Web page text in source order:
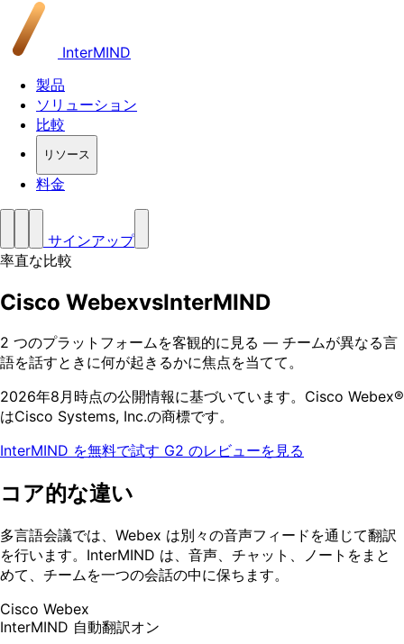
InterMIND
製品
ソリューション
比較
リソース
料金
サインアップ
率直な比較
Cisco WebexvsInterMIND
2 つのプラットフォームを客観的に見る — チームが異なる言
語を話すときに何が起きるかに焦点を当てて。
2026年8月時点の公開情報に基づいています。Cisco Webex®
はCisco Systems, Inc.の商標です。
InterMIND を無料で試す G2 のレビューを見る
コア的な違い
多言語会議では、Webex は別々の音声フィードを通じて翻訳
を行います。InterMIND は、音声、チャット、ノートをまと
めて、チームを一つの会話の中に保ちます。
Cisco Webex
InterMIND 自動翻訳オン